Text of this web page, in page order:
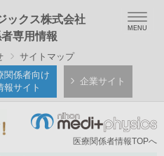
ックス株式会社
専用情報
サイトマップ
関係者向け
報サイト
企業サイト
医療関係者情報TOPへ